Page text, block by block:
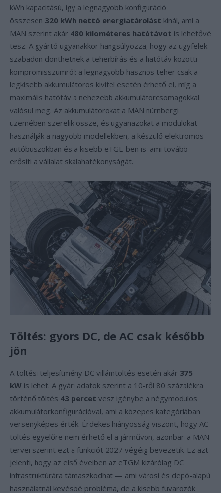
kWh kapacitású, így a legnagyobb konfiguráció
összesen 320 kWh nettó energiatárolást kínál, ami a
MAN szerint akár 480 kilométeres hatótávot is lehetővé
tesz. A gyártó ugyanakkor hangsúlyozza, hogy az ügyfelek
szabadon dönthetnek a teherbírás és a hatótáv közötti
kompromisszumról: a legnagyobb hasznos teher csak a
legkisebb akkumulátoros kivitel esetén érhető el, míg a
maximális hatótáv a nehezebb akkumulátorcsomagokkal
valósul meg. Az akkumulátorokat a MAN nürnbergi
üzemében szerelik össze, és ugyanazokat a modulokat
használják a nagyobb modellekben, a készülő elektromos
autóbuszokban és a kisebb eTGL-ben is, ami tovább
erősíti a vállalat skálahatékonyságát.
Töltés: gyors DC, de AC csak később
jön
A töltési teljesítmény DC villámtöltés esetén akár 375
kW is lehet. A gyári adatok szerint a 10-ről 80 százalékra
történő töltés 43 percet vesz igénybe a négymodulos
akkumulátorkonfigurációval, ami a közepes kategóriában
versenyképes érték. Érdekes hiányosság viszont, hogy AC
töltés egyelőre nem érhető el a járművön, azonban a MAN
tervei szerint ezt a funkciót 2027 végéig bevezetik. Ez azt
jelenti, hogy az első éveiben az eTGM kizárólag DC
infrastruktúrára támaszkodhat — ami városi és depó-alapú
használatnál kevésbé probléma, de a kisebb fuvarozók